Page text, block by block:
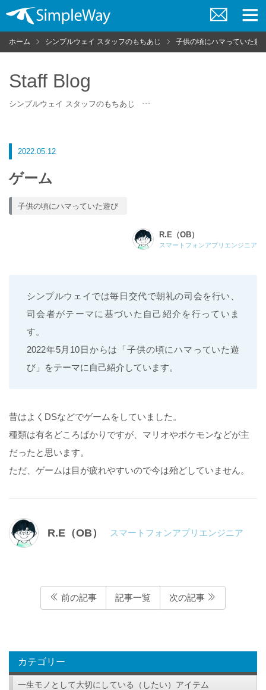
問
い
ニ
ュ
ホーム シンプルウェイ スタッフのもちあじ 子供の頃にハマっていた遊
Staff Blog
シンプルウェイ スタッフのもちあじ
2022.05.12
ゲーム
子供の頃にハマっていた遊び
R.E（OB）
スマートフォンアプリエンジニア
シンプルウェイでは毎日交代で朝礼の司会を行い、
司会者がテーマに基づいた自己紹介を行っていま
す。
2022年5月10日からは「子供の頃にハマっていた遊
び」をテーマに自己紹介しています。
昔はよくDSなどでゲームをしていました。
種類は有名どころばかりですが、マリオやポケモンなどが主
だったと思います。
ただ、ゲームは目が疲れやすいので今は殆どしていません。
R.E（OB） スマートフォンアプリエンジニア
前の記事 記事一覧 次の記事
カテゴリー
一生モノとして大切にしている（したい）アイテム